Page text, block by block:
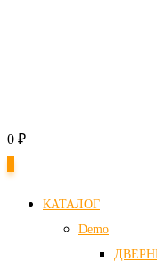
0 ₽
КАТАЛОГ
Demo